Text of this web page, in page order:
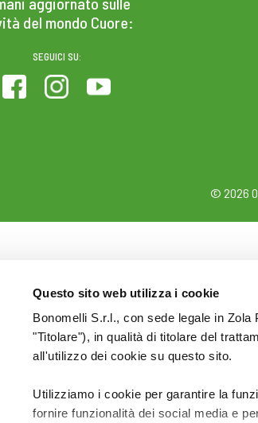
Questo sito web utilizza i cookie
Bonomelli S.r.l., con sede legale in
"Titolare"), in qualità di titolare del
all'utilizzo dei cookie su questo sito.
Utilizziamo i cookie per garantire la
fornire funzionalità dei social media e
del mondo Cuore:
SEGUICI SU:
© 2026